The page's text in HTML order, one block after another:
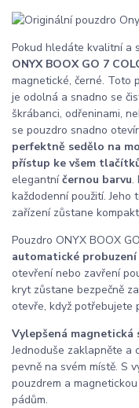
Pokud hledáte kvalitní a
ONYX BOOX GO 7
magnetické, černé. Toto
je odolná a snadno se
škrábanci, odřeninami,
se pouzdro snadno
perfektně sedělo na
přístup ke všem
elegantníčernou barvu.
každodenní použití. Jeho
zařízení zůstane
Pouzdro ONYX BOOX
automatické
otevření nebo zavření
kryt zůstane bezpečně
otevře, když potřebujete
Vylepšená
Jednoduše zaklapněte a
pevně na svém místě. S
pouzdrem a
pádům.